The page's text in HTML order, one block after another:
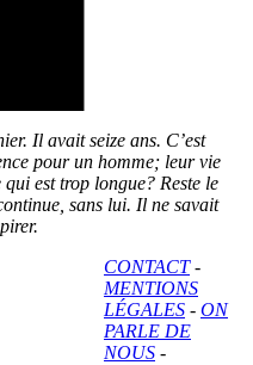
Il avait seize ans. C’est
pour un homme; leur vie
est trop longue? Reste le
sans lui. Il ne savait
CONTACT-
MENTIONS
LÉGALES - ON
PARLE DE
NOUS -